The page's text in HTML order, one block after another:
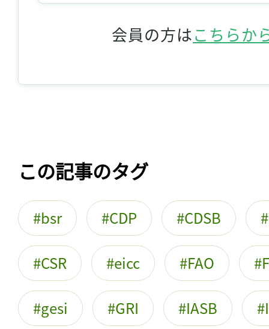
会員の方はこちらか
この記事のタグ
bsr CDP CDSB
CSR eicc FAO
gesi GRI IASB